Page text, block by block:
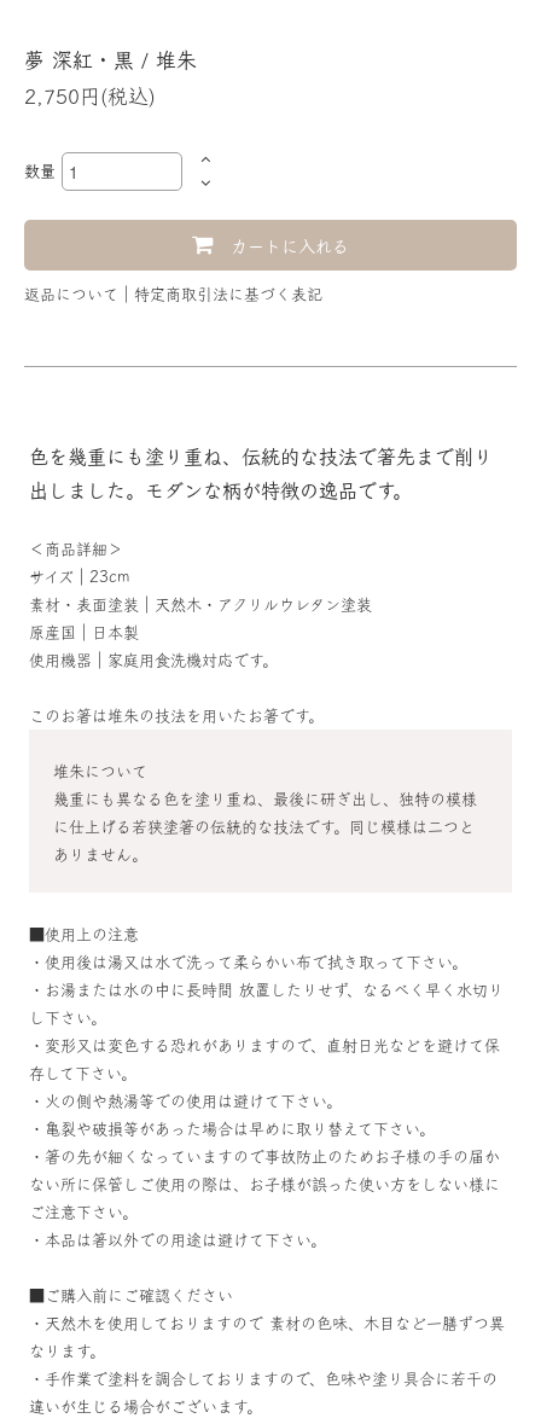
夢 深紅・黒 / 堆朱
2,750円(税込)
数量
カートに入れる
返品について 特定商取引法に基づく表記
色を幾重にも塗り重ね、伝統的な技法で箸先まで削り
出しました。モダンな柄が特徴の逸品です。
＜商品詳細＞
サイズ｜23cm
素材・表面塗装｜天然木・アクリルウレタン塗装
原産国｜日本製
使用機器｜家庭用食洗機対応です。
このお箸は堆朱の技法を用いたお箸です。
堆朱について
幾重にも異なる色を塗り重ね、最後に研ぎ出し、独特の模様
に仕上げる若狭塗箸の伝統的な技法です。同じ模様は二つと
ありません。
■使用上の注意
・使用後は湯又は水で洗って柔らかい布で拭き取って下さい。
・お湯または水の中に長時間 放置したりせず、なるべく早く水切り
し下さい。
・変形又は変色する恐れがありますので、直射日光などを避けて保
存して下さい。
・火の側や熱湯等での使用は避けて下さい。
・亀裂や破損等があった場合は早めに取り替えて下さい。
・箸の先が細くなっていますので事故防止のためお子様の手の届か
ない所に保管しご使用の際は、お子様が誤った使い方をしない様に
ご注意下さい。
・本品は箸以外での用途は避けて下さい。
■ご購入前にご確認ください
・天然木を使用しておりますので 素材の色味、木目など一膳ずつ異
なります。
・手作業で塗料を調合しておりますので、色味や塗り具合に若干の
違いが生じる場合がございます。